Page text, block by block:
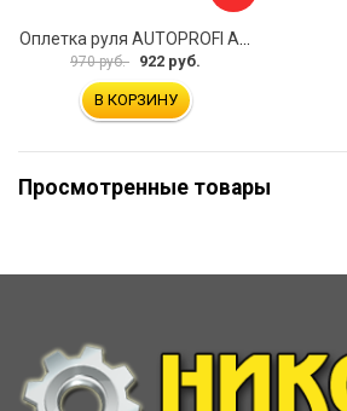
970 руб. 922 руб.
В КОРЗИНУ
Просмотренные товары